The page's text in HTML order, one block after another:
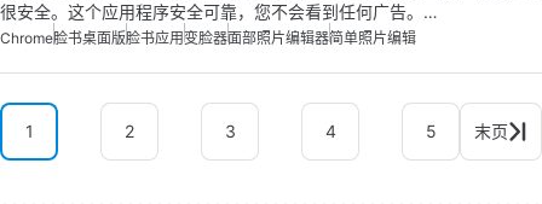
很安全。这个应用程序安全可靠，您不会看到任何广告。…
Chrome脸书桌面版脸书应用变脸器面部照片编辑器简单照片编辑
1 2 3 4 5 末页